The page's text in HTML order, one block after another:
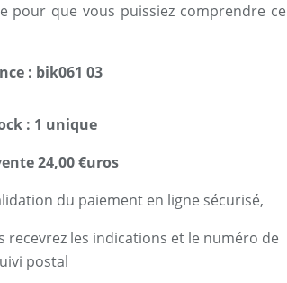
pour que vous puissiez comprendre ce
: bik061 03
: 1 unique
24,00 €uros
du paiement en ligne sécurisé,
recevrez les indications et le numéro de
postal